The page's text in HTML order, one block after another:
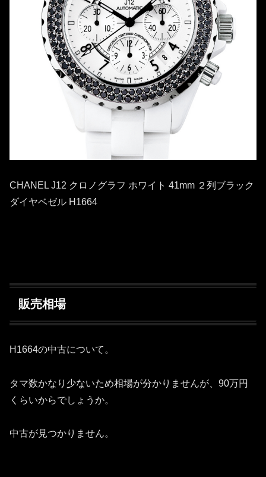
CHANEL J12 クロノグラフ ホワイト 41mm ２列ブラック
ダイヤベゼル H1664
販売相場
H1664の中古について。
タマ数かなり少ないため相場が分かりませんが、90万円
くらいからでしょうか。
中古が見つかりません。